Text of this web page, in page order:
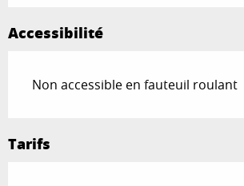
Accessibilité
Non accessible en fauteuil roulant
Tarifs